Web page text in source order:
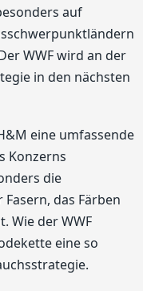
auf
WWF wird an der
in den nächsten
eine umfassende
Konzerns
die
das Färben
Wie der WWF
eine so